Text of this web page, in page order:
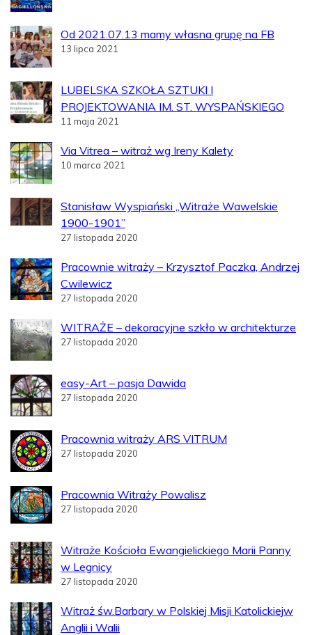
Od 2021.07.13 mamy własna grupę na FB
13 lipca 2021
LUBELSKA SZKOŁA SZTUKI I
PROJEKTOWANIA IM. ST. WYSPAŃSKIEGO
11 maja 2021
Via Vitrea – witraż wg Ireny Kalety
10 marca 2021
Stanisław Wyspiański „Witraże Wawelskie
1900-1901”
27 listopada 2020
Pracownie witraży – Krzysztof Paczka, Andrzej
Cwilewicz
27 listopada 2020
WITRAŻE – dekoracyjne szkło w architekturze
27 listopada 2020
easy-Art – pasja Dawida
27 listopada 2020
Pracownia witraży ARS VITRUM
27 listopada 2020
Pracownia Witraży Powalisz
27 listopada 2020
Witraże Kościoła Ewangielickiego Marii Panny
w Legnicy
27 listopada 2020
Witraż św.Barbary w Polskiej Misji Katolickiejw
Anglii i Walii